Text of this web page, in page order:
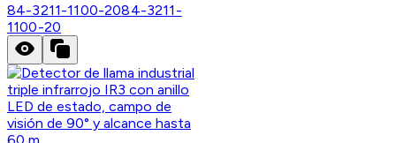
84-3211-1100-2084-3211-
1100-20